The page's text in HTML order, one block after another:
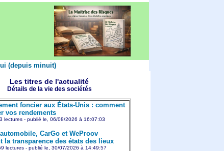
(depuis minuit)
Les titres de l'actualité
Détails de la vie des sociétés
foncier aux États-Unis : comment
vos rendements
lectures - publié le, 06/08/2026 à 16:07:03
CarGo et WeProov
la transparence des états des lieux
lectures - publié le, 30/07/2026 à 14:49:57